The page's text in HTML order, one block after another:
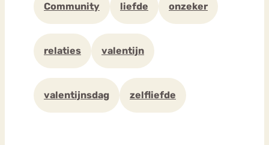
Community liefde onzeker
relaties valentijn
valentijnsdag zelfliefde